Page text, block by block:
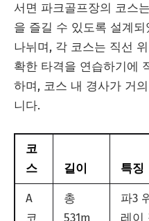
서면 파크골프장의 코스
을 즐길 수 있도록 설계
나뉘며, 각 코스는 직선
확한 타격을 연습하기에
하며, 코스 내 경사가 거
니다.
코
스
길이 특징
A
코
총
531m
파3
레이